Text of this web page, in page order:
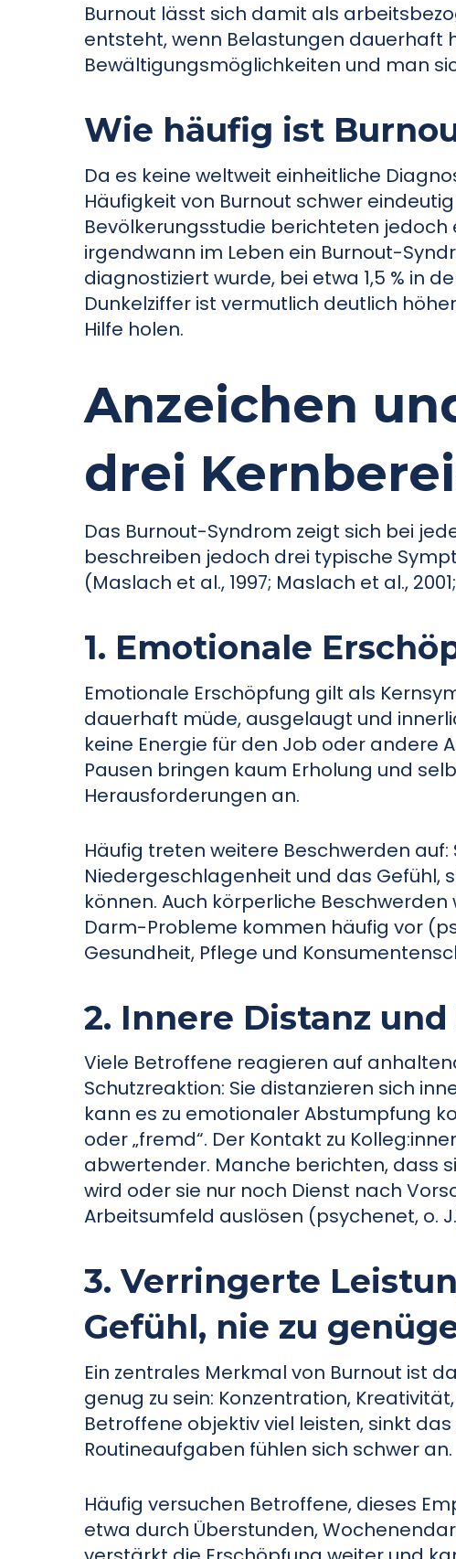
Burnout lässt sich damit als
entsteht, wenn Belastungen dauerhaft
Bewältigungsmöglichkeiten und man
Wie häufig ist
Da es keine weltweit einheitliche
Häufigkeit von Burnout schwer
Bevölkerungsstudie berichteten jedoch
irgendwann im Leben ein Burnout-
diagnostiziert wurde, bei etwa 1,5 % in
Dunkelziffer ist vermutlich deutlich
Hilfe holen.
Anzeichen
drei
Das Burnout-Syndrom zeigt sich bei
beschreiben jedoch drei typische
(Maslach et al., 1997; Maslach et al.,
1. Emotionale
Emotionale Erschöpfung gilt als
dauerhaft müde, ausgelaugt und
keine Energie für den Job oder andere
Pausen bringen kaum Erholung und
Herausforderungen an.
Häufig treten weitere Beschwerden
Niedergeschlagenheit und das Gefühl,
können. Auch körperliche
Darm-Probleme kommen häufig vor
Gesundheit, Pflege und
2. Innere Distanz
Viele Betroffene reagieren auf
Schutzreaktion: Sie distanzieren sich
kann es zu emotionaler Abstumpfung
oder „fremd“. Der Kontakt zu
abwertender. Manche berichten, dass
wird oder sie nur noch Dienst nach
Arbeitsumfeld auslösen (psychenet, o.
3. Verringerte
Gefühl, nie zu
Ein zentrales Merkmal von Burnout ist
genug zu sein: Konzentration,
Betroffene objektiv viel leisten, sinkt
Routineaufgaben fühlen sich schwer an.
Häufig versuchen Betroffene, dieses
etwa durch Überstunden,